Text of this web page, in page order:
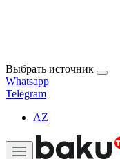
Выбрать источник
Whatsapp
Telegram
AZ